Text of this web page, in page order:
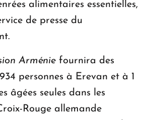
alimentaires essentielles,
de presse du
Arménie fournira des
personnes à Erevan et à 1
âgées seules dans les
Rouge allemande